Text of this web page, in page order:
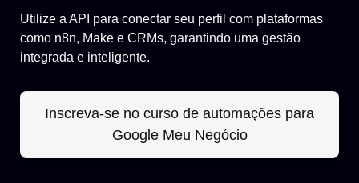
Utilize a API para conectar seu perfil com plataformas
como n8n, Make e CRMs, garantindo uma gestão
integrada e inteligente.
Inscreva-se no curso de automações para
Google Meu Negócio